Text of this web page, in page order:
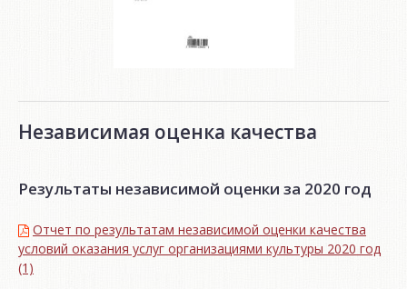
Независимая оценка качества
Результаты независимой оценки за 2020 год
Отчет по результатам независимой оценки качества
условий оказания услуг организациями культуры 2020 год
(1)